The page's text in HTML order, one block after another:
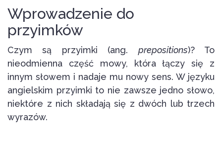
Wprowadzenie do
przyimków
Czym są przyimki (ang. prepositions)? To
nieodmienna część mowy, która łączy się z
innym słowem i nadaje mu nowy sens. W języku
angielskim przyimki to nie zawsze jedno słowo,
niektóre z nich składają się z dwóch lub trzech
wyrazów.